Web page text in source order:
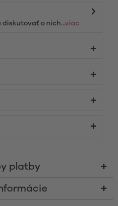
o nich...viac
platby